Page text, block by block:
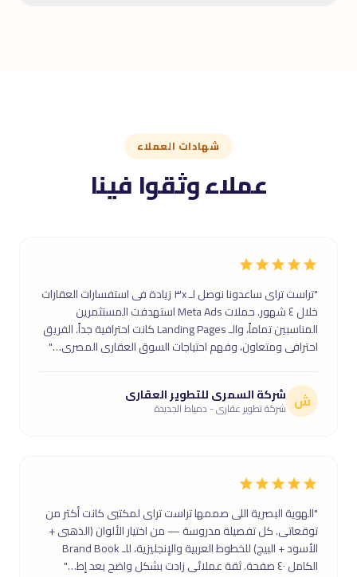
شهادات العملاء
عملاء وثقوا فينا
"تراست تراى ساعدونا نوصل لـ ٣x زيادة فى استفسارات العقارات
خلال ٤ شهور. حملات Meta Ads استهدفت المستثمرين
المناسبين تماماً، والـ Landing Pages كانت احترافية جداً. الفريق
احترافى ومتعاون، وفهم احتياجات السوق العقارى المصرى…"
ش شركة السمرى للتطوير العقارى
شركة تطوير عقارى - دمياط الجديدة
"الهوية البصرية اللى صممها تراست تراى لمكتبى كانت أكتر من
توقعاتى. كل تفصيلة مدروسة — من اختيار الألوان (الذهبى +
الأسود + البيج) للخطوط العربية والإنجليزية، للـ Brand Book
الكامل ٤٠ صفحة. ثقة عملائى زادت بشكل واضح بعد إط…"